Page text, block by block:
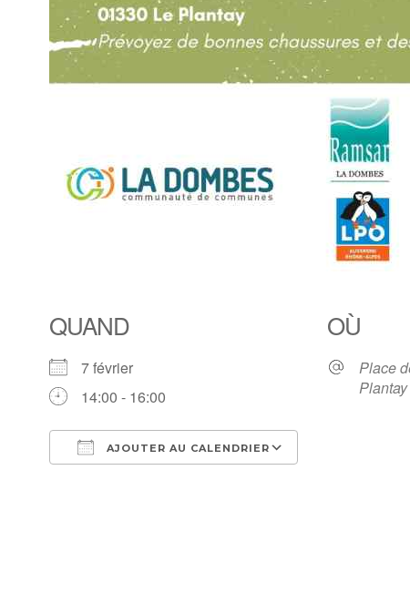
QUAND
7 février
14:00 - 16:00
AJOUTER AU CALENDRIER
OÙ
Place
Plantay